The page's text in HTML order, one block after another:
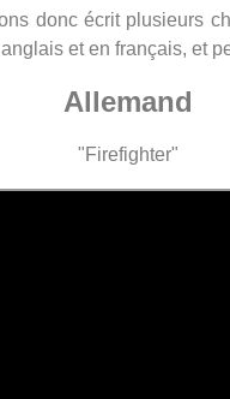
donc écrit plusieurs
et en français, et
Allemand
"Firefighter"